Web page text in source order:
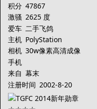
积分 47867
激骚 2625 度
爱车 二手飞鸽
主机 PolyStation
相机 30w像素高清成像
手机
来自 幕末
注册时间 2002-8-20